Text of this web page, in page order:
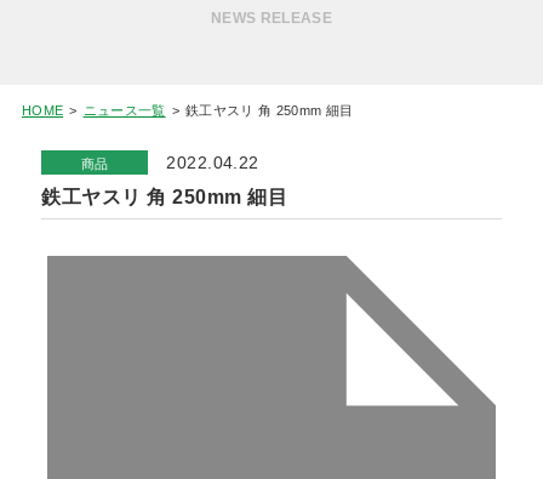
NEWS RELEASE
HOME ニュース一覧 鉄工ヤスリ 角 250mm 細目
商品 2022.04.22
鉄工ヤスリ 角 250mm 細目